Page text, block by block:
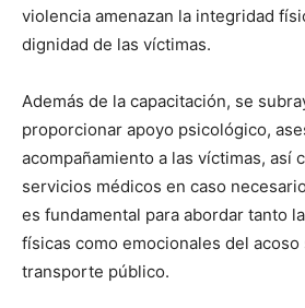
violencia amenazan la integridad
dignidad de las víctimas.
Además de la capacitación, se
proporcionar apoyo psicológico,
acompañamiento a las víctimas, así
servicios médicos en caso
es fundamental para abordar tanto
físicas como emocionales del acoso
transporte público.